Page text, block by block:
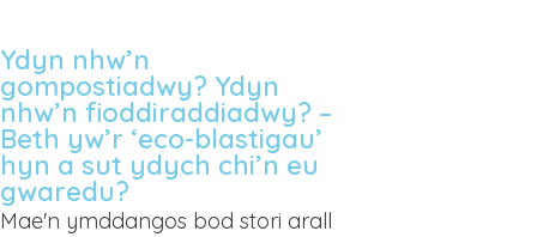
Ydyn nhw’n
gompostiadwy? Ydyn
nhw’n fioddiraddiadwy? –
Beth yw’r ‘eco-blastigau’
hyn a sut ydych chi’n eu
gwaredu?
Mae'n ymddangos bod stori arall